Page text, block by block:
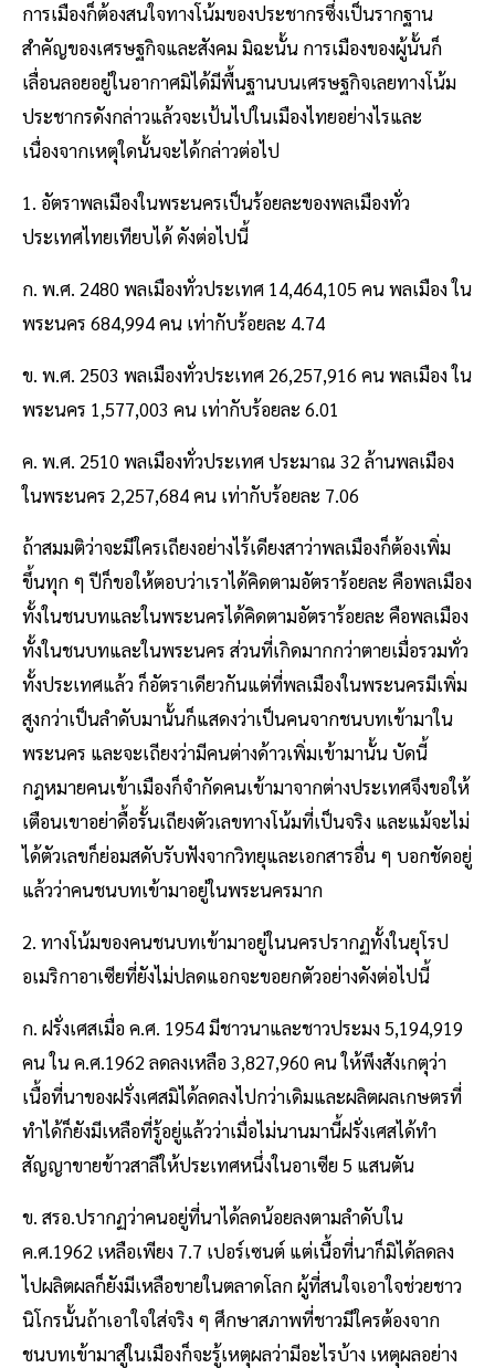
การเมืองก็ต้องสนใจทางโน้มของประชากรซึ่งเป็นรากฐาน
สำคัญของเศรษฐกิจและสังคม มิฉะนั้น การเมืองของผู้นั้นก็
เลื่อนลอยอยู่ในอากาศมิได้มีพื้นฐานบนเศรษฐกิจเลยทางโน้ม
ประชากรดังกล่าวแล้วจะเป้นไปในเมืองไทยอย่างไรและ
เนื่องจากเหตุใดนั้นจะได้กล่าวต่อไป
1. อัตราพลเมืองในพระนครเป็นร้อยละของพลเมืองทั่ว
ประเทศไทยเทียบได้ ดังต่อไปนี้
ก. พ.ศ. 2480 พลเมืองทั่วประเทศ 14,464,105 คน พลเมือง ใน
พระนคร 684,994 คน เท่ากับร้อยละ 4.74
ข. พ.ศ. 2503 พลเมืองทั่วประเทศ 26,257,916 คน พลเมือง ใน
พระนคร 1,577,003 คน เท่ากับร้อยละ 6.01
ค. พ.ศ. 2510 พลเมืองทั่วประเทศ ประมาณ 32 ล้านพลเมือง
ในพระนคร 2,257,684 คน เท่ากับร้อยละ 7.06
ถ้าสมมติว่าจะมีใครเถียงอย่างไร้เดียงสาว่าพลเมืองก็ต้องเพิ่ม
ขึ้นทุก ๆ ปีก็ขอให้ตอบว่าเราได้คิดตามอัตราร้อยละ คือพลเมือง
ทั้งในชนบทและในพระนครได้คิดตามอัตราร้อยละ คือพลเมือง
ทั้งในชนบทและในพระนคร ส่วนที่เกิดมากกว่าตายเมื่อรวมทั่ว
ทั้งประเทศแล้ว ก็อัตราเดียวกันแต่ที่พลเมืองในพระนครมีเพิ่ม
สูงกว่าเป็นลําดับมานั้นก็แสดงว่าเป็นคนจากชนบทเข้ามาใน
พระนคร และจะเถียงว่ามีคนต่างด้าวเพิ่มเข้ามานั้น บัดนี้
กฎหมายคนเข้าเมืองก็จํากัดคนเข้ามาจากต่างประเทศจึงขอให้
เตือนเขาอย่าดื้อรั้นเถียงตัวเลขทางโน้มที่เป็นจริง และแม้จะไม่
ได้ตัวเลขก็ย่อมสดับรับฟังจากวิทยุและเอกสารอื่น ๆ บอกชัดอยู่
แล้วว่าคนชนบทเข้ามาอยู่ในพระนครมาก
2. ทางโน้มของคนชนบทเข้ามาอยู่ในนครปรากฏทั้งในยุโรป
อเมริกาอาเซียที่ยังไม่ปลดแอกจะขอยกตัวอย่างดังต่อไปนี้
ก. ฝรั่งเศสเมื่อ ค.ศ. 1954 มีชาวนาและชาวประมง 5,194,919
คน ใน ค.ศ.1962 ลดลงเหลือ 3,827,960 คน ให้พึงสังเกตุว่า
เนื้อที่นาของฝรั่งเศสมิได้ลดลงไปกว่าเดิมและผลิตผลเกษตรที่
ทําได้ก็ยังมีเหลือที่รู้อยู่แล้วว่าเมื่อไม่นานมานี้ฝรั่งเศสได้ทํา
สัญญาขายข้าวสาลีให้ประเทศหนึ่งในอาเซีย 5 แสนตัน
ข. สรอ.ปรากฏว่าคนอยู่ที่นาได้ลดน้อยลงตามลําดับใน
ค.ศ.1962 เหลือเพียง 7.7 เปอร์เซนต์ แต่เนื้อที่นาก็มิได้ลดลง
ไปผลิตผลก็ยังมีเหลือขายในตลาดโลก ผู้ที่สนใจเอาใจช่วยชาว
นิโกรนั้นถ้าเอาใจใส่จริง ๆ ศึกษาสภาพที่ชาวมีใครต้องจาก
ชนบทเข้ามาสู่ในเมืองก็จะรู้เหตุผลว่ามีอะไรบ้าง เหตุผลอย่าง